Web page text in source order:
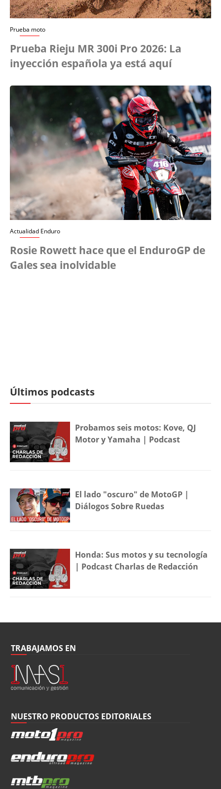
Prueba moto
Prueba Rieju MR 300i Pro 2026: La
inyección española ya está aquí
Actualidad Enduro
Rosie Rowett hace que el EnduroGP de
Gales sea inolvidable
Últimos podcasts
Probamos seis motos: Kove, QJ
Motor y Yamaha | Podcast
El lado "oscuro" de MotoGP |
Diálogos Sobre Ruedas
Honda: Sus motos y su tecnología
| Podcast Charlas de Redacción
TRABAJAMOS EN
NUESTRO PRODUCTOS EDITORIALES